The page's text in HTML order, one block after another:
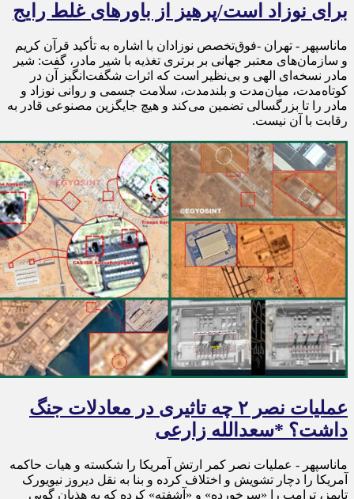
برای نوزاد است/پرهیز از باورهای غلط رایج
ماناسپهر - تهران -فوق‌تخصص نوزادان با اشاره به تأکید قرآن کریم
و سازمان‌های معتبر جهانی بر برتری تغذیه با شیر مادر، گفت: شیر
مادر نسخه‌ای الهی و بی‌نظیر است که اثرات شگفت‌انگیز آن در
کوتاه‌مدت، میان‌مدت و بلندمدت، سلامت جسمی و روانی نوزاد و
مادر را تا بزرگسالی تضمین می‌کند و هیچ جایگزین مصنوعی قادر به
رقابت با آن نیست.
عملیات نصر ۲ چه تاثیری در معادلات جنگ
داشت؟ *سعدالله زارعی
ماناسپهر - عملیات نصر کمر ارتش آمریکا را شکسته و هیات حاکمه
آمریکا را دچار تشویش و اختلاف کرده و بنا به نقل دیروز نیویورک
تایمز، ترامپ را «سرخورده» و «آشفته» کرده که به هذیان گویی